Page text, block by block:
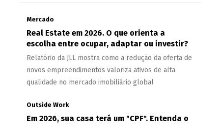
Mercado
Real Estate em 2026. O que orienta a
escolha entre ocupar, adaptar ou investir?
Relatório da JLL mostra como a redução da oferta de
novos empreendimentos valoriza ativos de alta
qualidade no mercado imobiliário global
Outside Work
Em 2026, sua casa terá um "CPF". Entenda o